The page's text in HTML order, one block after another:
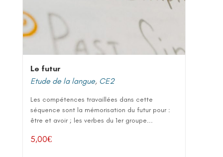
Le futur
Etude de la langue, CE2
Les compétences travaillées dans cette
séquence sont la mémorisation du futur pour :
être et avoir ; les verbes du 1er groupe...
5,00€